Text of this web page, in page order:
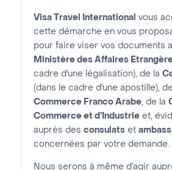
Visa Travel International
vous
cette démarche en vous
pour faire viser vos documents
Ministère des Affaires
cadre d'une légalisation), de la
(dans le cadre d'une apostille),
Commerce Franco Arabe, de la
Commerce et d’Industrieet,
auprès des consulatset
concernées par votre demande.
Nous serons à même d’agir